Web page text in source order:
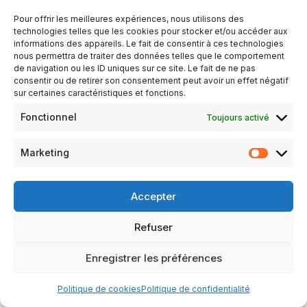
Pour offrir les meilleures expériences, nous utilisons des
technologies telles que les cookies pour stocker et/ou accéder aux
informations des appareils. Le fait de consentir à ces technologies
nous permettra de traiter des données telles que le comportement
de navigation ou les ID uniques sur ce site. Le fait de ne pas
consentir ou de retirer son consentement peut avoir un effet négatif
sur certaines caractéristiques et fonctions.
Fonctionnel Toujours activé
Marketing
Accepter
Refuser
Enregistrer les préférences
Politique de cookiesPolitique de confidentialité
[swpm_thank_you_page_registration]
Politique de cookies (UE)
Neve| Propulsé parWordPress